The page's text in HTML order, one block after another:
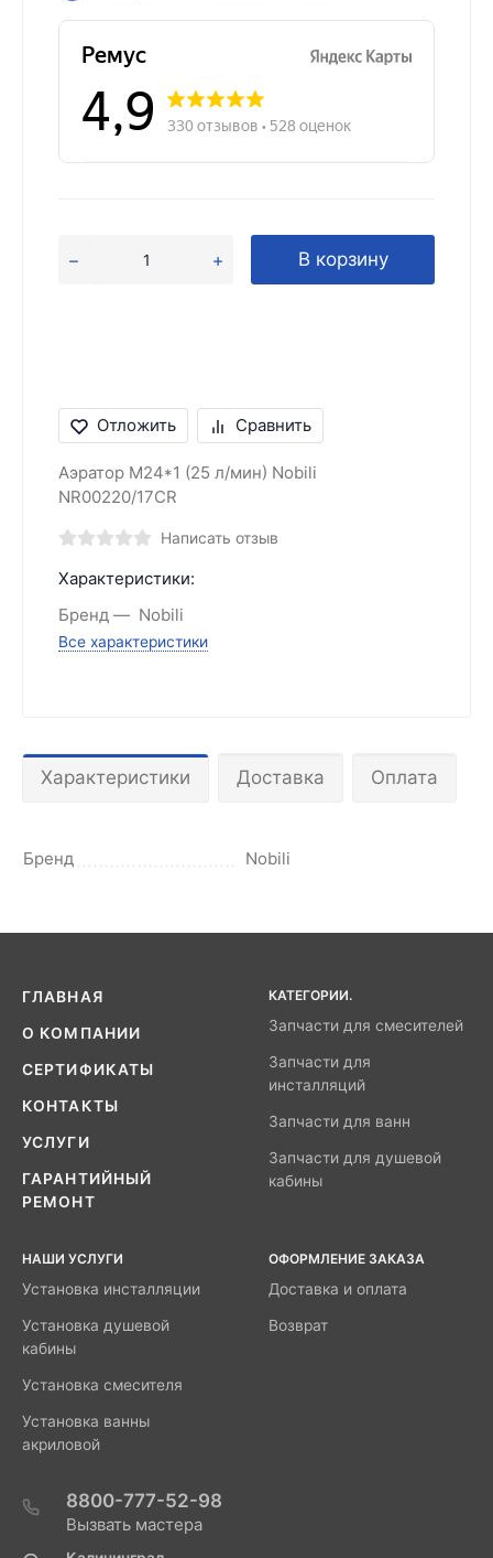
В корзину
Отложить Сравнить
Аэратор M24*1 (25 л/мин) Nobili
NR00220/17CR
Написать отзыв
Характеристики:
Бренд
Nobili
Все характеристики
Характеристики Доставка Оплата
Бренд Nobili
ГЛАВНАЯ
О КОМПАНИИ
СЕРТИФИКАТЫ
КОНТАКТЫ
УСЛУГИ
ГАРАНТИЙНЫЙ
РЕМОНТ
КАТЕГОРИИ.
Запчасти для смесителей
Запчасти для
инсталляций
Запчасти для ванн
Запчасти для душевой
кабины
НАШИ УСЛУГИ
Установка инсталляции
Установка душевой
кабины
Установка смесителя
Установка ванны
акриловой
ОФОРМЛЕНИЕ ЗАКАЗА
Доставка и оплата
Возврат
8800-777-52-98
Вызвать мастера